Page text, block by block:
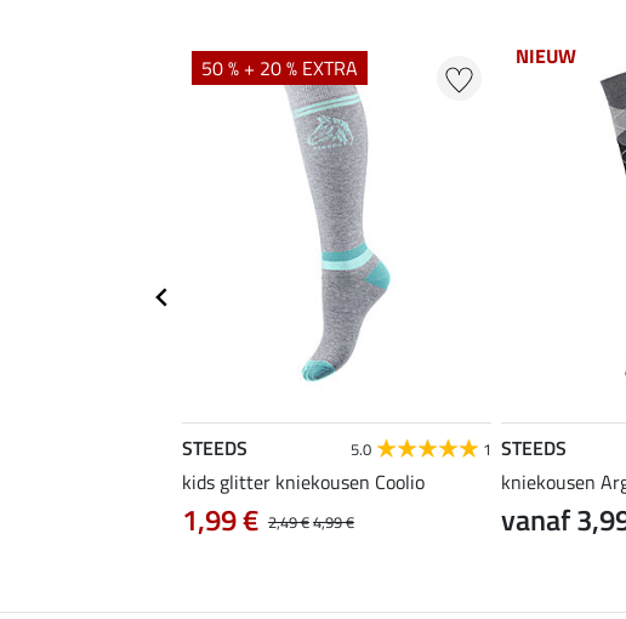
50 % + 20 % EXTRA
STEEDS 5.0 1
kids glitter kniekousen Coolio
2,49 €4,99 €
1,99 €
NIEUW
STEEDS
kniekousen
vanaf